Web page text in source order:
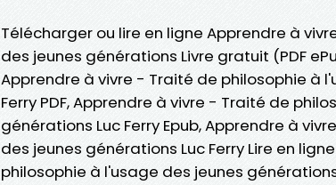
Télécharger ou lire en ligne Apprendre à
des jeunes générations Livre gratuit (PDF
Apprendre à vivre - Traité de philosophie à
Ferry PDF, Apprendre à vivre - Traité de
générations Luc Ferry Epub, Apprendre à
des jeunes générations Luc Ferry Lire en
philosophie à l'usage des jeunes